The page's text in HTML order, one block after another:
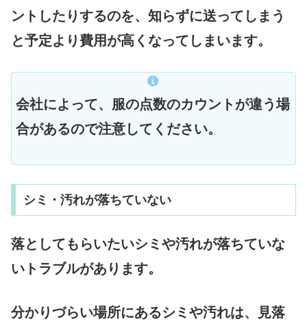
ントしたりするのを、知らずに送ってしまう
と予定より費用が高くなってしまいます。
会社によって、服の点数のカウントが違う場
合があるので注意してください。
シミ・汚れが落ちていない
落としてもらいたいシミや汚れが落ちていな
いトラブルがあります。
分かりづらい場所にあるシミや汚れは、見落